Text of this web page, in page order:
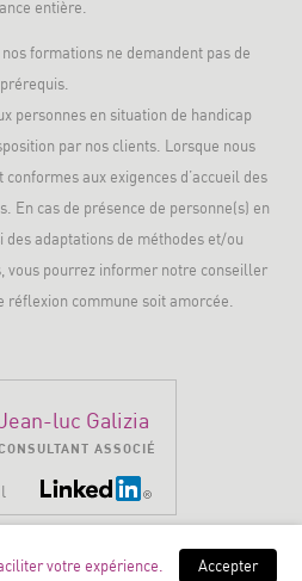
luc Galizia
ASSOCIÉ
entière.
formations ne demandent pas de
prérequis.
personnes en situation de handicap
par nos clients. Lorsque nous
aux exigences d’accueil des
En cas de présence de personne(s) en
des adaptations de méthodes et/ou
vous pourrez informer notre conseiller
réflexion commune soit amorcée.
votre expérience. Accepter